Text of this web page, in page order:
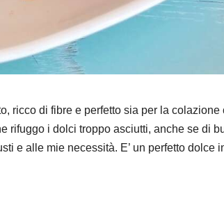
ricco di fibre e perfetto sia per la colazione
rifuggo i dolci troppo asciutti, anche se di
e alle mie necessità. E’ un perfetto dolce